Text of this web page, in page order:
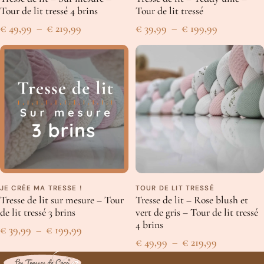
Tissu de coton respirant certifié Oeko-Tex
Rembourrage coton PP respirant certifié Oeko-Tex
15-16 cmde hauteur
Disponible en plusieurs tailles
Fabriqué en Belgique
Comme nos créations sont faites à la main, les dimensions
peuvent varier légèrement.
Nos tresses sont lavables en machine à basse température
tours/minute maximum
Nous vous conseillons de les mettre dans un
qu’elles ne s’abîment en machine.
Ne pas les mettre au sèche-linge.
Tour de lit tressé 4 brins
€ 49,99 – € 219,99
de
prix :
€ 49,99
à
€ 219,99
Tour de lit tressé
€ 39,99 – € 199,99
de
prix :
€ 39,99
à
€ 199,99
JE CRÉE MA TRESSE !
Tresse de lit sur mesure – Tour
de lit tressé 3 brins
€ 39,99 – € 199,99
TOUR DE LIT TRESSÉ
Tresse de lit – Rose blush et
vert de gris – Tour de lit tressé
4 brins
€ 49,99 – € 219,99